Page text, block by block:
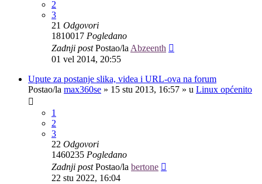
2
3
21 Odgovori
1810017 Pogledano
Zadnji postPostao/la Abzeenth
01 vel 2014, 20:55
Upute za postanje slika, videa i URL-ova na forum
Postao/la max360se » 15 stu 2013, 16:57 » u Linux općenito
1
2
3
22 Odgovori
1460235 Pogledano
Zadnji postPostao/la bertone
22 stu 2022, 16:04